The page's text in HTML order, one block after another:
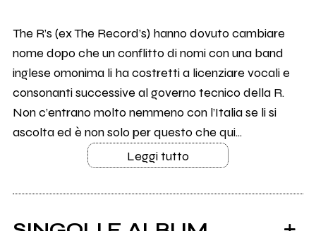
The R’s (ex The Record’s) hanno dovuto cambiare
nome dopo che un conflitto di nomi con una band
inglese omonima li ha costretti a licenziare vocali e
consonanti successive al governo tecnico della R.
Non c’entrano molto nemmeno con l’Italia se li si
ascolta ed è non solo per questo che qui...
Leggi tutto